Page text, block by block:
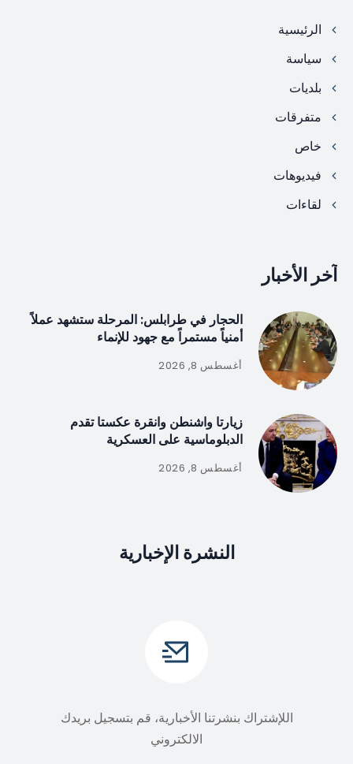
الرئيسية
سياسة
بلديات
متفرقات
خاص
فيديوهات
لقاءات
آخر الأخبار
الحجار في طرابلس: المرحلة ستشهد عملاً
أمنياً مستمراً مع جهود للإنماء
أغسطس 8, 2026
زيارتا واشنطن وانقرة عكستا تقدم
الدبلوماسية على العسكرية
أغسطس 8, 2026
النشرة الإخبارية
اللإشتراك بنشرتنا الأخبارية، قم بتسجيل بريدك
الالكتروني